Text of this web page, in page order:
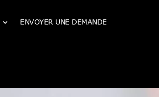
ENVOYER UNE DEMANDE